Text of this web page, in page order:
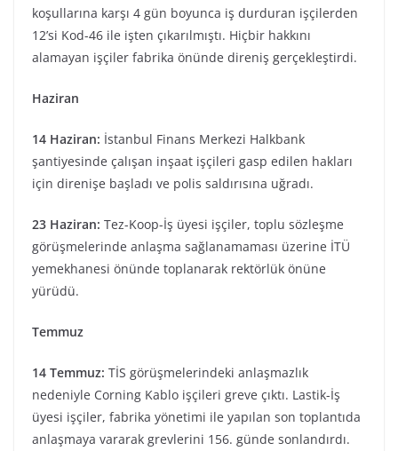
koşullarına karşı 4 gün boyunca iş durduran işçilerden
12’si Kod-46 ile işten çıkarılmıştı. Hiçbir hakkını
alamayan işçiler fabrika önünde direniş gerçekleştirdi.
Haziran
14 Haziran: İstanbul Finans Merkezi Halkbank
şantiyesinde çalışan inşaat işçileri gasp edilen hakları
için direnişe başladı ve polis saldırısına uğradı.
23 Haziran: Tez-Koop-İş üyesi işçiler, toplu sözleşme
görüşmelerinde anlaşma sağlanamaması üzerine İTÜ
yemekhanesi önünde toplanarak rektörlük önüne
yürüdü.
Temmuz
14 Temmuz: TİS görüşmelerindeki anlaşmazlık
nedeniyle Corning Kablo işçileri greve çıktı. Lastik-İş
üyesi işçiler, fabrika yönetimi ile yapılan son toplantıda
anlaşmaya vararak grevlerini 156. günde sonlandırdı.